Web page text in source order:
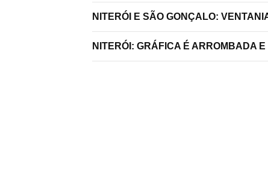
NITERÓI E SÃO GONÇALO:
NITERÓI: GRÁFICA É ARROMBADA